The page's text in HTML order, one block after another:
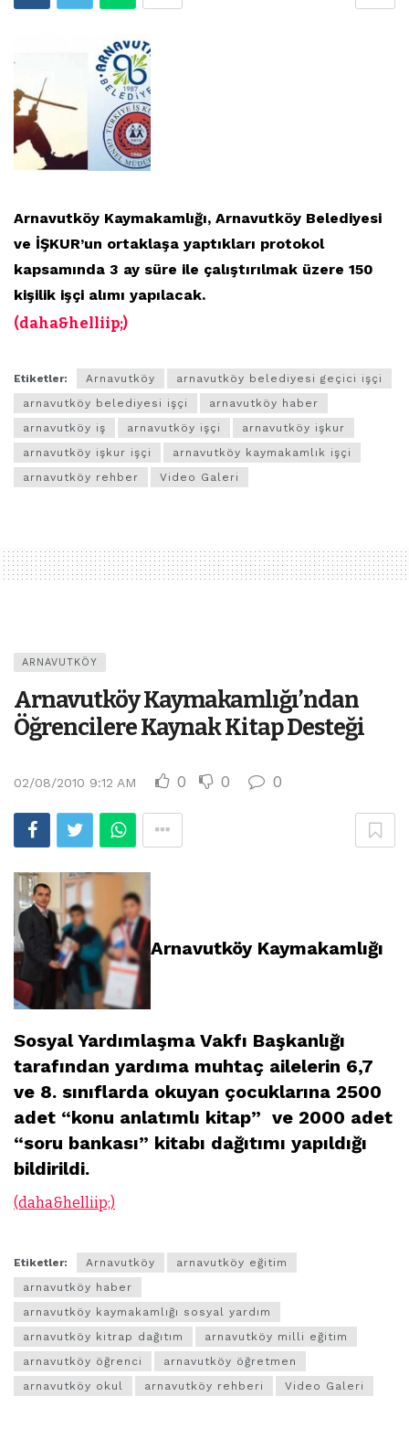
Arnavutköy Kaymakamlığı, Arnavutköy Belediyesi
ve İŞKUR’un ortaklaşa yaptıkları protokol
kapsamında 3 ay süre ile çalıştırılmak üzere 150
kişilik işçi alımı yapılacak.
(daha&helliip;)
Etiketler: Arnavutköy
arnavutköy belediyesi geçici işçi
arnavutköy belediyesi işçi
arnavutköy haber
arnavutköy iş
arnavutköy işçi
arnavutköy işkur
arnavutköy işkur işçi
arnavutköy kaymakamlık işçi
arnavutköy rehber
Video Galeri
ARNAVUTKÖY
Arnavutköy Kaymakamlığı’ndan
Öğrencilere Kaynak Kitap Desteği
02/08/2010 9:12 AM 0 0 0
Arnavutköy Kaymakamlığı
Sosyal Yardımlaşma Vakfı Başkanlığı
tarafından yardıma muhtaç ailelerin 6,7
ve 8. sınıflarda okuyan çocuklarına 2500
adet “konu anlatımlı kitap” ve 2000 adet
“soru bankası” kitabı dağıtımı yapıldığı
bildirildi.
(daha&helliip;)
Etiketler: Arnavutköy
arnavutköy eğitim
arnavutköy haber
arnavutköy kaymakamlığı sosyal yardım
arnavutköy kitrap dağıtım
arnavutköy milli eğitim
arnavutköy öğrenci
arnavutköy öğretmen
arnavutköy okul
arnavutköy rehberi Video Galeri